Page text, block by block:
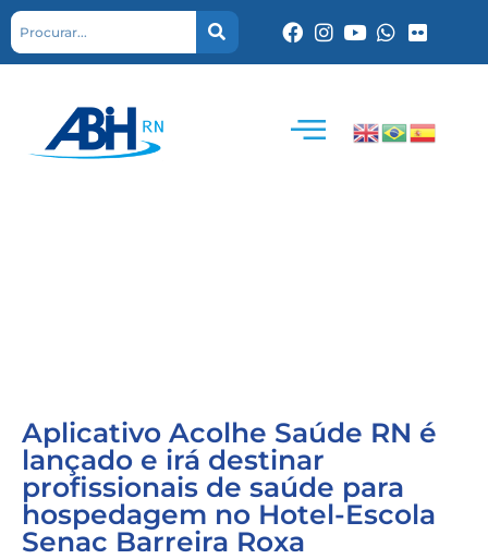
Aplicativo Acolhe Saúde RN é
lançado e irá destinar
profissionais de saúde para
hospedagem no Hotel-Escola
Senac Barreira Roxa